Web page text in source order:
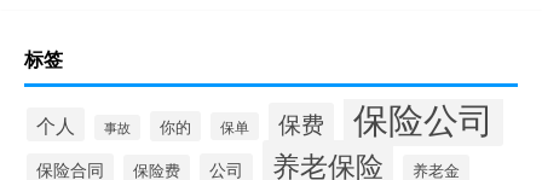
标签
个人 事故 你的 保单 保费 保险公司
保险合同 保险费 公司 养老保险 养老金